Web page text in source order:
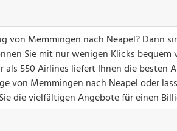
von Memmingen nach Neapel? Dann
Sie mit nur wenigen Klicks
als 550 Airlines liefert Ihnen die besten
von Memmingen nach Neapel oder
die vielfältigen Angebote für einen